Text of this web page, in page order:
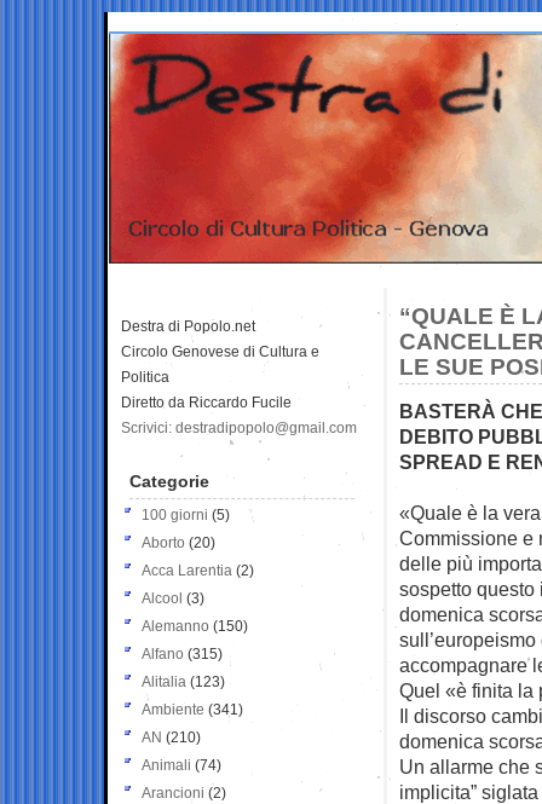
“QUALE È
LE SUE
BASTERÀ
DEBITO
SPREAD E
«Quale è la
Commissione e
delle più
sospetto
domenica
accompagnare
Quel «è finita la
Il discorso
domenica
Un allarme che
implicita”
Destra di Popolo.net
Circolo Genovese di Cultura e
Politica
Diretto da Riccardo Fucile
Scrivici: destradipopolo@gmail.com
Categorie
100 giorni (5)
Aborto (20)
Acca Larentia (2)
Alcool (3)
Alemanno (150)
Alfano (315)
Alitalia (123)
Ambiente (341)
AN (210)
Animali (74)
Arancioni (2)